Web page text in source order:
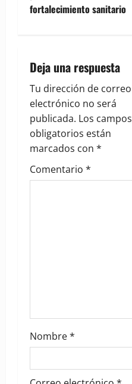
a
i
g
a
t
i
fortalecimiento sanitario
Deja una respuesta
Tu dirección de correo
electrónico no será
publicada. Los campos
obligatorios están
marcados con *
Comentario *
Nombre*